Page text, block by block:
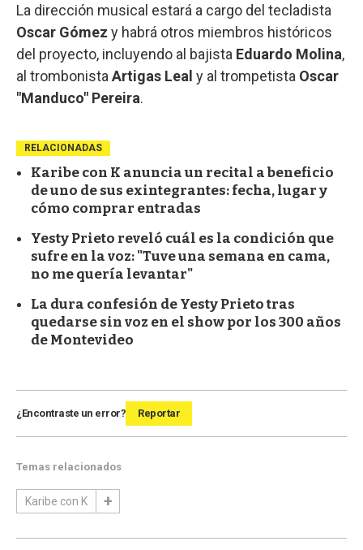
La dirección musical estará a cargo del tecladista
Oscar Gómez y habrá otros miembros históricos
del proyecto, incluyendo al bajista Eduardo Molina,
al trombonista Artigas Leal y al trompetista Oscar
"Manduco" Pereira.
RELACIONADAS
Karibe con K anuncia un recital a beneficio
de uno de sus exintegrantes: fecha, lugar y
cómo comprar entradas
Yesty Prieto reveló cuál es la condición que
sufre en la voz: "Tuve una semana en cama,
no me quería levantar"
La dura confesión de Yesty Prieto tras
quedarse sin voz en el show por los 300 años
de Montevideo
¿Encontraste un error? Reportar
Temas relacionados
Karibe con K